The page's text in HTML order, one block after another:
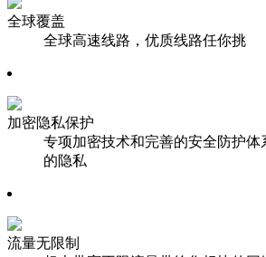
全球覆盖
全球高速线路，优质线路任你挑
加密隐私保护
专项加密技术和完善的安全防护体
的隐私
流量无限制